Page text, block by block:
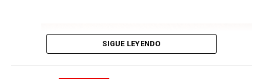
Lautaro Abrego(clarinetes), Carolina Cervetto (saxos),
Elena Buchbinder (violín), Fabio Loverso (violonchelo),
Diego Ruiz (piano), Gonzalo Pérez Terranova
SIGUE LEYENDO